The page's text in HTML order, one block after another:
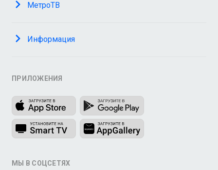
МетроТВ
Информация
ПРИЛОЖЕНИЯ
МЫ В СОЦСЕТЯХ